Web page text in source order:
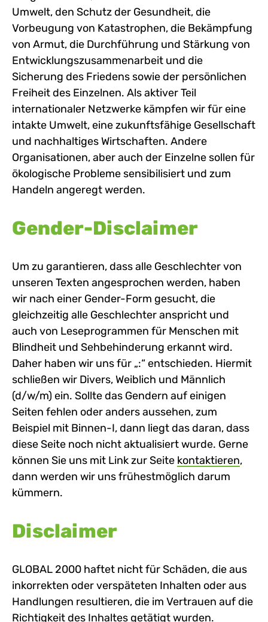
Umwelt, den Schutz der Gesundheit, die
Vorbeugung von Katastrophen, die Bekämpfung
von Armut, die Durchführung und Stärkung von
Entwicklungszusammenarbeit und die
Sicherung des Friedens sowie der persönlichen
Freiheit des Einzelnen. Als aktiver Teil
internationaler Netzwerke kämpfen wir für eine
intakte Umwelt, eine zukunftsfähige Gesellschaft
und nachhaltiges Wirtschaften. Andere
Organisationen, aber auch der Einzelne sollen für
ökologische Probleme sensibilisiert und zum
Handeln angeregt werden.
Gender-Disclaimer
Um zu garantieren, dass alle Geschlechter von
unseren Texten angesprochen werden, haben
wir nach einer Gender-Form gesucht, die
gleichzeitig alle Geschlechter anspricht und
auch von Leseprogrammen für Menschen mit
Blindheit und Sehbehinderung erkannt wird.
Daher haben wir uns für „:“ entschieden. Hiermit
schließen wir Divers, Weiblich und Männlich
(d/w/m) ein. Sollte das Gendern auf einigen
Seiten fehlen oder anders aussehen, zum
Beispiel mit Binnen-I, dann liegt das daran, dass
diese Seite noch nicht aktualisiert wurde. Gerne
können Sie uns mit Link zur Seite kontaktieren,
dann werden wir uns frühestmöglich darum
kümmern.
Disclaimer
GLOBAL 2000 haftet nicht für Schäden, die aus
inkorrekten oder verspäteten Inhalten oder aus
Handlungen resultieren, die im Vertrauen auf die
Richtigkeit des Inhaltes getätigt wurden.